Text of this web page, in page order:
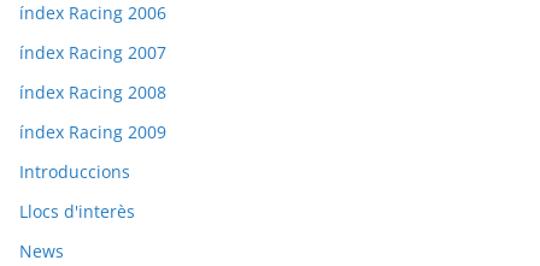
índex Racing 2006
índex Racing 2007
índex Racing 2008
índex Racing 2009
Introduccions
Llocs d'interès
News